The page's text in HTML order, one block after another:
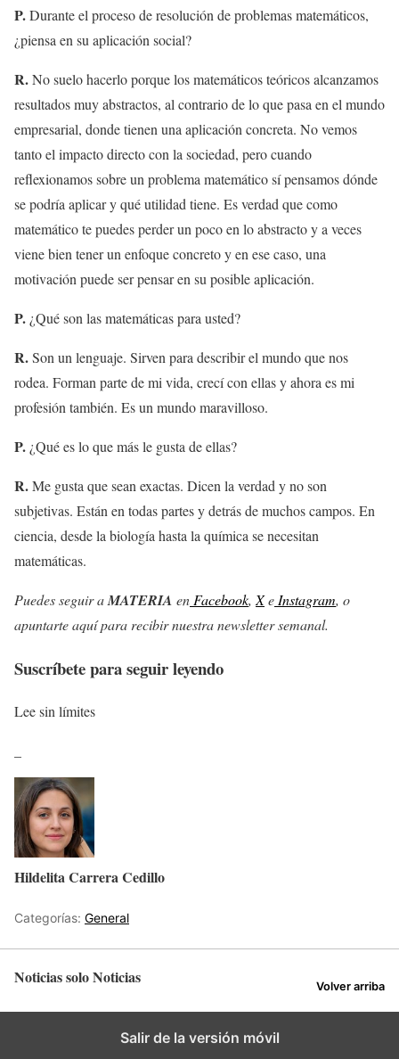
P.Durante el proceso de resolución de problemas matemáticos,
¿piensa en su aplicación social?
R.No suelo hacerlo porque los matemáticos teóricos alcanzamos
resultados muy abstractos, al contrario de lo que pasa en el mundo
empresarial, donde tienen una aplicación concreta. No vemos
tanto el impacto directo con la sociedad, pero cuando
reflexionamos sobre un problema matemático sí pensamos dónde
se podría aplicar y qué utilidad tiene. Es verdad que como
matemático te puedes perder un poco en lo abstracto y a veces
viene bien tener un enfoque concreto y en ese caso, una
motivación puede ser pensar en su posible aplicación.
P. ¿Qué son las matemáticas para usted?
R.Son un lenguaje. Sirven para describir el mundo que nos
rodea. Forman parte de mi vida, crecí con ellas y ahora es mi
profesión también. Es un mundo maravilloso.
P. ¿Qué es lo que más le gusta de ellas?
R.Me gusta que sean exactas. Dicen la verdad y no son
subjetivas. Están en todas partes y detrás de muchos campos. En
ciencia, desde la biología hasta la química se necesitan
matemáticas.
Puedes seguir aMATERIA en Facebook, Xe Instagram, o
apuntarte aquí para recibirnuestra newsletter semanal.
Suscríbete para seguir leyendo
Lee sin límites
Hildelita Carrera Cedillo
Categorías: General
Noticias solo Noticias Volver arriba
Salir de la versión móvil